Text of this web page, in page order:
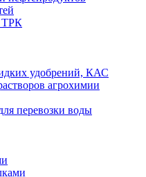
ТРК
удобрений, КАС
агрохимии
перевозки воды